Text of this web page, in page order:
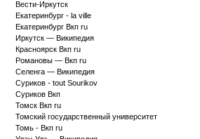
Вести-Иркутск
Екатеринбург - la ville
Екатеринбург Вкп ru
Иркутск — Википедия
Красноярск Вкп ru
Романовы — Вкп ru
Селенга — Википедия
Суриков - tout Sourikov
Суриков Вкп
Томск Вкп ru
Томский государственный университет
Томь - Вкп ru